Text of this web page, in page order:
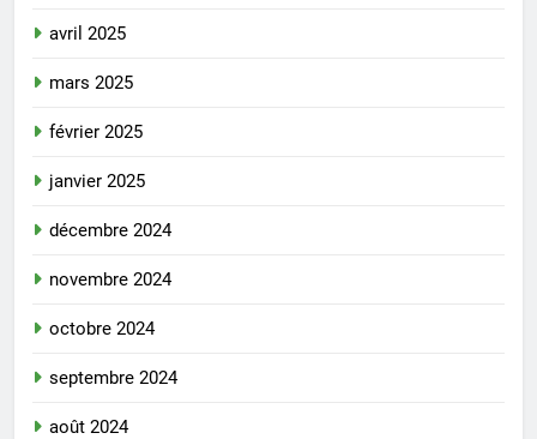
avril 2025
mars 2025
février 2025
janvier 2025
décembre 2024
novembre 2024
octobre 2024
septembre 2024
août 2024